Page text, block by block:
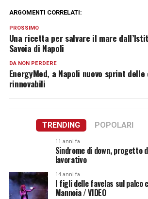
ARGOMENTI CORRELATI:
PROSSIMO
Una ricetta per salvare il mare
Savoia di Napoli
DA NON PERDERE
EnergyMed, a Napoli nuovo sprint
rinnovabili
TRENDING POPOLARI
11 anni fa
Sindrome di down, progetto
lavorativo
14 anni fa
I figli delle favelas sul palco
Mannoia / VIDEO